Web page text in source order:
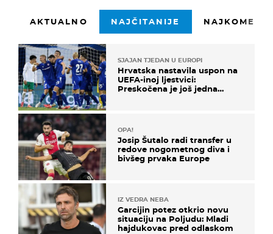
AKTUALNO NAJČITANIJE
SJAJAN TJEDAN U EUROPI
Hrvatska nastavila uspon na
UEFA-inoj ljestvici:
Preskočena je još jedna
OPA!
Josip Šutalo radi transfer u
redove nogometnog diva i
bivšeg prvaka Europe
IZ VEDRA NEBA
Garcijin potez otkrio novu
situaciju na Poljudu: Mladi
hajdukovac pred odlaskom